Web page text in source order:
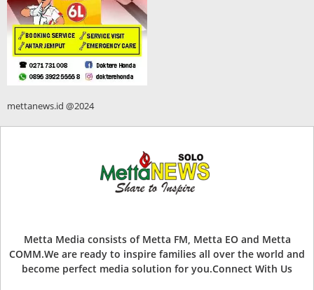
mettanews.id @2024
Metta Media consists of Metta FM, Metta EO and Metta
COMM.We are ready to inspire families all over the world and
become perfect media solution for you.Connect With Us